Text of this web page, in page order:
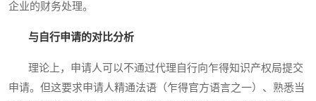
企业的财务处理。
与自行申请的对比分析
理论上，申请人可以不通过代理自行向乍得知识产权局提交
申请。但这要求申请人精通法语（乍得官方语言之一）、熟悉当